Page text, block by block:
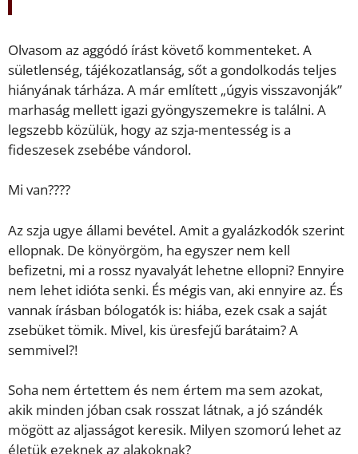
Olvasom az aggódó írást követő kommenteket. A
sületlenség, tájékozatlanság, sőt a gondolkodás teljes
hiányának tárháza. A már említett „úgyis visszavonják”
marhaság mellett igazi gyöngyszemekre is találni. A
legszebb közülük, hogy az szja-mentesség is a
fideszesek zsebébe vándorol.
Mi van????
Az szja ugye állami bevétel. Amit a gyalázkodók szerint
ellopnak. De könyörgöm, ha egyszer nem kell
befizetni, mi a rossz nyavalyát lehetne ellopni? Ennyire
nem lehet idióta senki. És mégis van, aki ennyire az. És
vannak írásban bólogatók is: hiába, ezek csak a saját
zsebüket tömik. Mivel, kis üresfejű barátaim? A
semmivel?!
Soha nem értettem és nem értem ma sem azokat,
akik minden jóban csak rosszat látnak, a jó szándék
mögött az aljasságot keresik. Milyen szomorú lehet az
életük ezeknek az alakoknak?